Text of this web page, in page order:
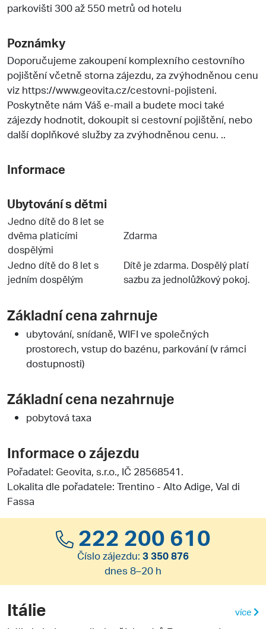
parkovišti 300 až 550 metrů od hotelu
Poznámky
Doporučujeme zakoupení komplexního cestovního
pojištění včetně storna zájezdu, za zvýhodněnou cenu
viz https://www.geovita.cz/cestovni-pojisteni.
Poskytněte nám Váš e-mail a budete moci také
zájezdy hodnotit, dokoupit si cestovní pojištění, nebo
další doplňkové služby za zvýhodněnou cenu. ..
Informace
Ubytování s dětmi
Jedno dítě do 8 let se
dvěma platicími
dospělými
Zdarma
Jedno dítě do 8 let s
jedním dospělým
Dítě je zdarma. Dospělý platí
sazbu za jednolůžkový pokoj.
Základní cena zahrnuje
ubytování, snídaně, WIFI ve společných
prostorech, vstup do bazénu, parkování (v rámci
dostupnosti)
Základní cena nezahrnuje
pobytová taxa
Informace o zájezdu
Pořadatel: Geovita, s.r.o., IČ 28568541.
Lokalita dle pořadatele: Trentino - Alto Adige, Val di
Fassa
222 200 610
Číslo zájezdu: 3 350 876
dnes 8–20 h
Itálie více